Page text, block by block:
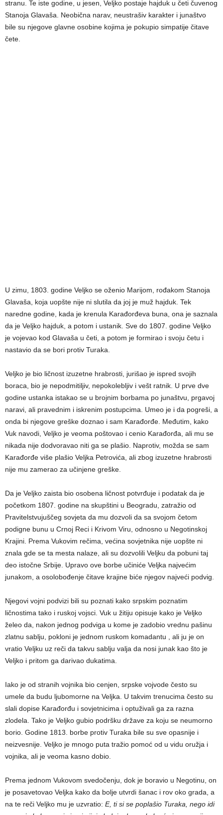
stranu. Te iste godine, u jesen, Veljko postaje hajduk u četi čuvenog
Stanoja Glavaša. Neobična narav, neustrašiv karakter i junaštvo
bile su njegove glavne osobine kojima je pokupio simpatije čitave
čete.
U zimu, 1803. godine Veljko se oženio Marijom, rođakom Stanoja
Glavaša, koja uopšte nije ni slutila da joj je muž hajduk. Tek
naredne godine, kada je krenula Karađorđeva buna, ona je saznala
da je Veljko hajduk, a potom i ustanik. Sve do 1807. godine Veljko
je vojevao kod Glavaša u četi, a potom je formirao i svoju četu i
nastavio da se bori protiv Turaka.
Veljko je bio ličnost izuzetne hrabrosti, jurišao je ispred svojih
boraca, bio je nepodmitiljiv, nepokolebljiv i vešt ratnik. U prve dve
godine ustanka istakao se u brojnim borbama po junaštvu, prgavoj
naravi, ali pravednim i iskrenim postupcima. Umeo je i da pogreši, a
onda bi njegove greške doznao i sam Karađorđe. Međutim, kako
Vuk navodi, Veljko je veoma poštovao i cenio Karađorđa, ali mu se
nikada nije dodvoravao niti ga se plašio. Naprotiv, možda se sam
Karađorđe više plašio Veljka Petrovića, ali zbog izuzetne hrabrosti
nije mu zamerao za učinjene greške.
Da je Veljko zaista bio osobena ličnost potvrđuje i podatak da je
početkom 1807. godine na skupštini u Beogradu, zatražio od
Pravitelstvujuščeg sovjeta da mu dozvoli da sa svojom četom
podigne bunu u Crnoj Reci i Krivom Viru, odnosno u Negotinskoj
Krajini. Prema Vukovim rečima, većina sovjetnika nije uopšte ni
znala gde se ta mesta nalaze, ali su dozvolili Veljku da pobuni taj
deo istočne Srbije. Upravo ove borbe učiniće Veljka najvećim
junakom, a osolobođenje čitave krajine biće njegov najveći podvig.
Njegovi vojni podvizi bili su poznati kako srpskim poznatim
ličnostima tako i ruskoj vojsci. Vuk u žitiju opisuje kako je Veljko
želeo da, nakon jednog podviga u kome je zadobio vrednu pašinu
zlatnu sablju, pokloni je jednom ruskom komadantu , ali ju je on
vratio Veljku uz reči da takvu sablju valja da nosi junak kao što je
Veljko i pritom ga darivao dukatima.
Iako je od stranih vojnika bio cenjen, srpske vojvode često su
umele da budu ljubomorne na Veljka. U takvim trenucima često su
slali dopise Karađorđu i sovjetnicima i optuživali ga za razna
zlodela. Tako je Veljko gubio podršku države za koju se neumorno
borio. Godine 1813. borbe protiv Turaka bile su sve opasnije i
neizvesnije. Veljko je mnogo puta tražio pomoć od u vidu oružja i
vojnika, ali je veoma kasno dobio.
Prema jednom Vukovom svedočenju, dok je boravio u Negotinu, on
je posavetovao Veljka kako da bolje utvrdi šanac i rov oko grada, a
na te reči Veljko mu je uzvratio: E, ti si se poplašio Turaka, nego idi